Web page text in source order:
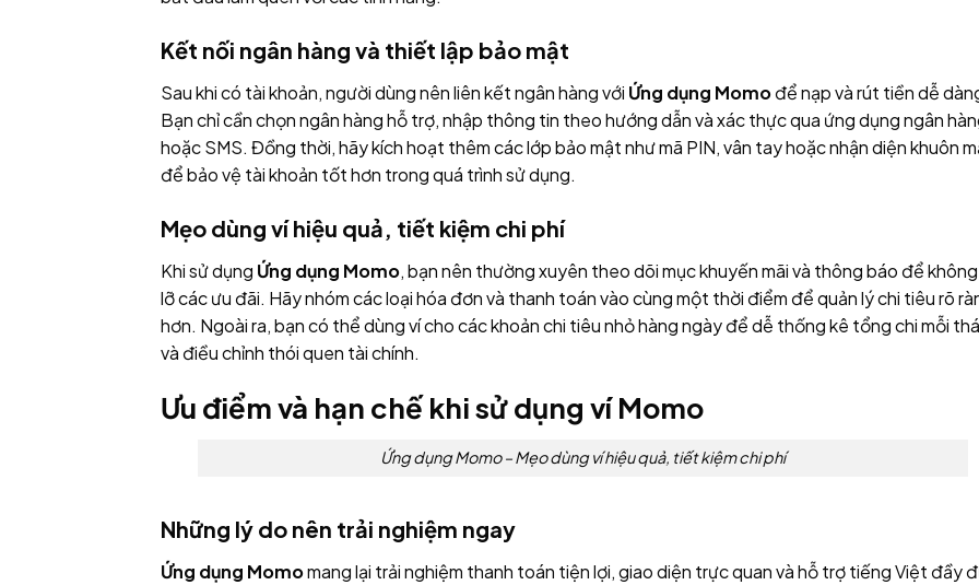
Kết nối ngân hàng và thiết lập bảo mật
Sau khi có tài khoản, người dùng nên liên kết ngân hàng với Ứng dụng Momođể nạp và rút tiền dễ
Bạn chỉ cần chọn ngân hàng hỗ trợ, nhập thông tin theo hướng dẫn và xác thực qua ứng dụng ngân
hoặc SMS. Đồng thời, hãy kích hoạt thêm các lớp bảo mật như mã PIN, vân tay hoặc nhận diện khuôn
để bảo vệ tài khoản tốt hơn trong quá trình sử dụng.
Mẹo dùng ví hiệu quả, tiết kiệm chi phí
Khi sử dụng Ứng dụng Momo, bạn nên thường xuyên theo dõi mục khuyến mãi và thông báo để
lỡ các ưu đãi. Hãy nhóm các loại hóa đơn và thanh toán vào cùng một thời điểm để quản lý chi tiêu rõ
hơn. Ngoài ra, bạn có thể dùng ví cho các khoản chi tiêu nhỏ hàng ngày để dễ thống kê tổng chi mỗi
và điều chỉnh thói quen tài chính.
Ưu điểm và hạn chế khi sử dụng ví Momo
Ứng dụng Momo – Mẹo dùng ví hiệu quả, tiết kiệm chi phí
Những lý do nên trải nghiệm ngay
Ứng dụng Momomang lại trải nghiệm thanh toán tiện lợi, giao diện trực quan và hỗ trợ tiếng Việt đầy